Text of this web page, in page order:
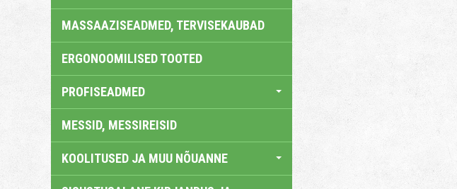
MASSAAZISEADMED, TERVISEKAUBAD
ERGONOOMILISED TOOTED
PROFISEADMED
MESSID, MESSIREISID
KOOLITUSED JA MUU NÕUANNE